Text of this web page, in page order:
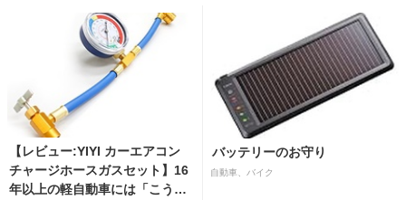
【レビュー:YIYI カーエアコン
チャージホースガスセット】16
年以上の軽自動車には「こうか
バッテリーのお守り
自動車、バイク